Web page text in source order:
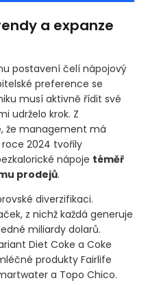
a expanze
postavení čelí nápojový
preference se
musí aktivně řídit své
udrželo krok. Z
že management má
2024 tvořily
nápoje téměř
prodejů.
diverzifikaci.
z nichž každá generuje
miliardy dolarů.
Diet Coke a Coke
produkty Fairlife
a Topo Chico.